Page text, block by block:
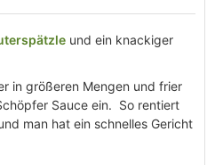
und ein knackiger
in größeren Mengen und frier
Sauce ein. So rentiert
man hat ein schnelles Gericht